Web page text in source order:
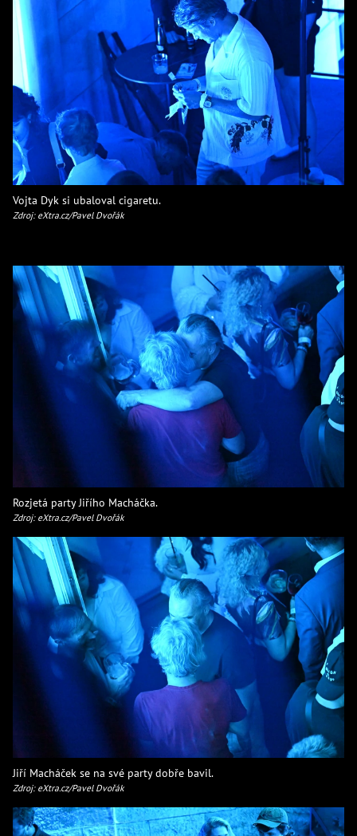
Vojta Dyk si ubaloval cigaretu.
Zdroj: eXtra.cz/Pavel Dvořák
Rozjetá party Jiřího Macháčka.
Zdroj: eXtra.cz/Pavel Dvořák
Jiří Macháček se na své party dobře bavil.
Zdroj: eXtra.cz/Pavel Dvořák